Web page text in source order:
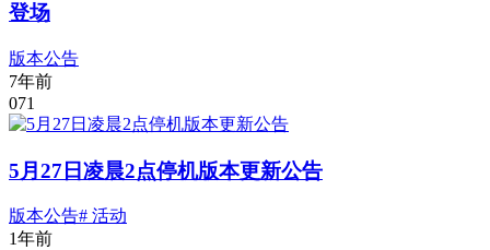
登场
版本公告
7年前
071
5月27日凌晨2点停机版本更新公告
版本公告# 活动
1年前